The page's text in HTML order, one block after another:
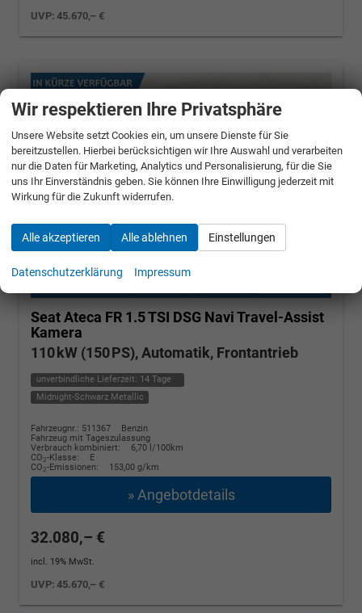
UVP:45.670,– €
Seat Ateca FR 1.5 TSI DSG Navi Travel-Assist
Kamera
110 kW (150 PS), Automatik, Frontantrieb
unverbindliche Lieferzeit: 14 Tage
Midnight-Schwarz Metallic
Fahrzeugnr.: 511367
Benzin
Fahrzeug mit Tageszulassung
Verbrauch kombiniert:
6,70 l/100km
CO2-Klasse:
E
CO2-Emissionen: 153,00 g/km
» Angebotdetails
32.080,– €
incl. 19% MwSt.
UVP:45.670,– €
Wir respektieren Ihre Privatsphäre
Unsere Website setzt Cookies ein, um unsere Dienste für Sie
bereitzustellen. Hierbei berücksichtigen wir Ihre Auswahl und verarbeiten
nur die Daten für Marketing, Analytics und Personalisierung, für die Sie
uns Ihr Einverständnis geben. Sie können Ihre Einwilligung jederzeit mit
Wirkung für die Zukunft widerrufen.
Alle akzeptieren Alle ablehnen Einstellungen
Datenschutzerklärung Impressum